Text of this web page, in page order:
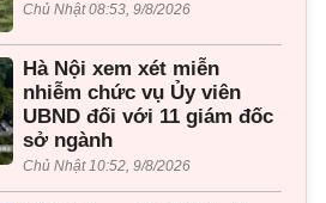
Chủ Nhật 08:53, 9/8/2026
Hà Nội xem xét miễn
nhiễm chức vụ Ủy viên
UBND đối với 11 giám đốc
sở ngành
Chủ Nhật 10:52, 9/8/2026